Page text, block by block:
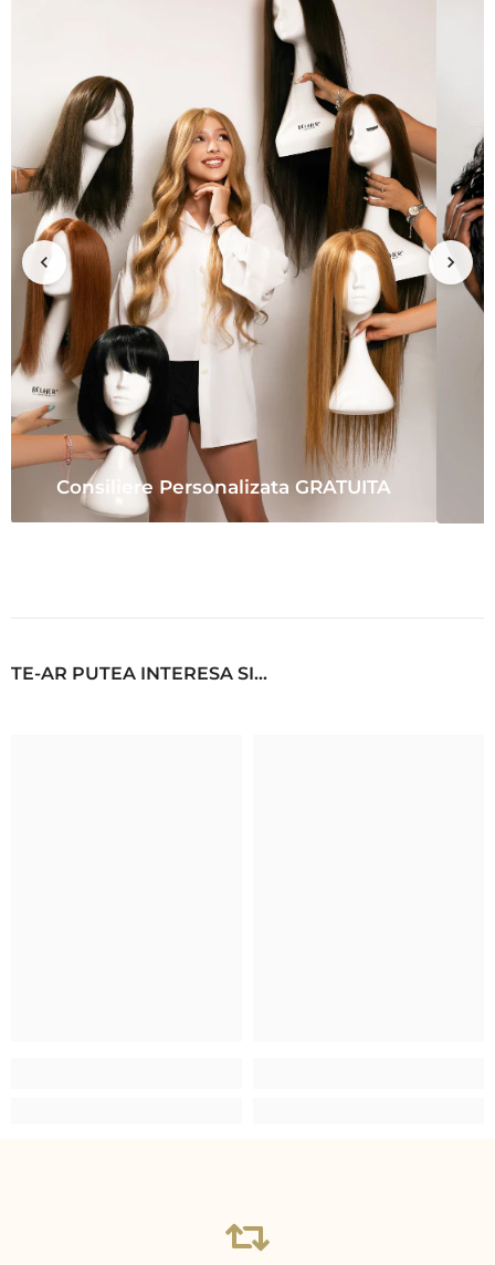
Consiliere Personalizata GRATUITA
TE-AR PUTEA INTERESA SI...